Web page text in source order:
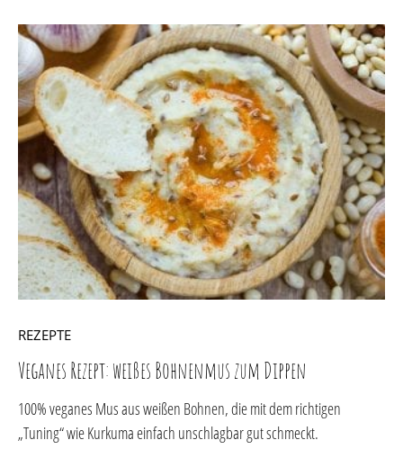
REZEPTE
Veganes Rezept: weißes Bohnenmus zum Dippen
100% veganes Mus aus weißen Bohnen, die mit dem richtigen
„Tuning“ wie Kurkuma einfach unschlagbar gut schmeckt.